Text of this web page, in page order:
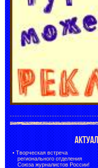
• Творческая встреча
регионального отделения
Союза журналистов России!